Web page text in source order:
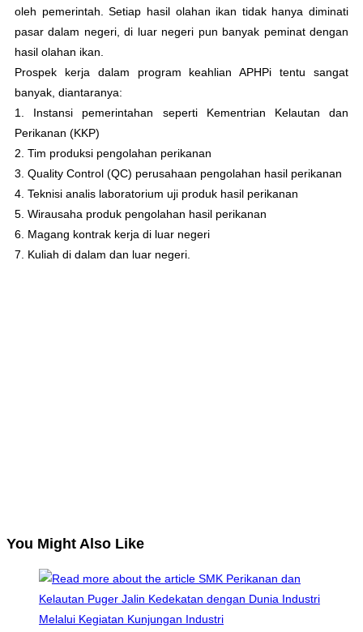
oleh pemerintah. Setiap hasil olahan ikan tidak hanya diminati
pasar dalam negeri, di luar negeri pun banyak peminat dengan
hasil olahan ikan.
Prospek kerja dalam program keahlian APHPi tentu sangat
banyak, diantaranya:
1. Instansi pemerintahan seperti Kementrian Kelautan dan
Perikanan (KKP)
2. Tim produksi pengolahan perikanan
3. Quality Control (QC) perusahaan pengolahan hasil perikanan
4. Teknisi analis laboratorium uji produk hasil perikanan
5. Wirausaha produk pengolahan hasil perikanan
6. Magang kontrak kerja di luar negeri
7. Kuliah di dalam dan luar negeri.
You Might Also Like